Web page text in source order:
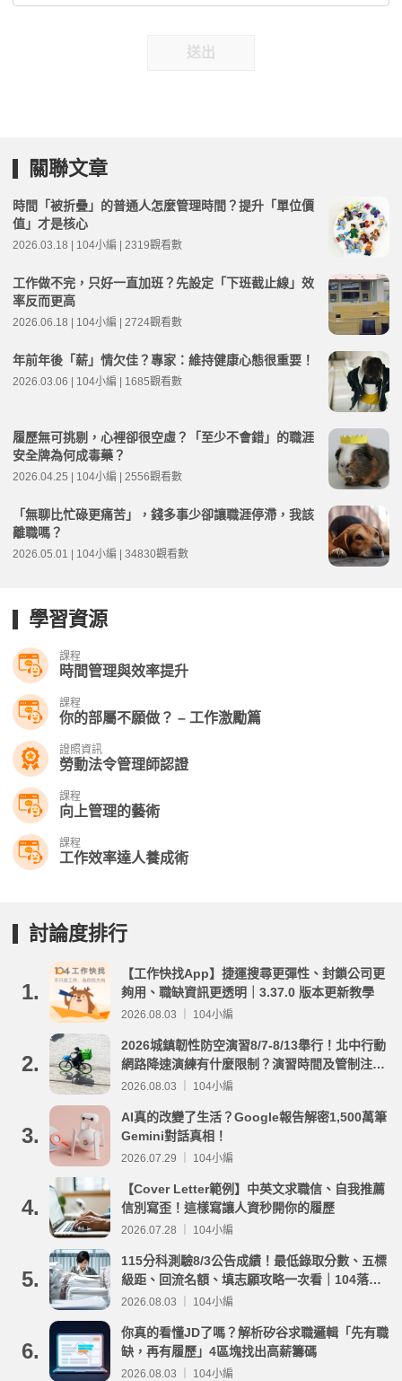
送出
關聯文章
時間「被折疊」的普通人怎麼管理時間？提升「單位價
值」才是核心
2026.03.18 | 104小編 | 2319觀看數
工作做不完，只好一直加班？先設定「下班截止線」效
率反而更高
2026.06.18 | 104小編 | 2724觀看數
年前年後「薪」情欠佳？專家：維持健康心態很重要！
2026.03.06 | 104小編 | 1685觀看數
履歷無可挑剔，心裡卻很空虛？「至少不會錯」的職涯
安全牌為何成毒藥？
2026.04.25 | 104小編 | 2556觀看數
「無聊比忙碌更痛苦」，錢多事少卻讓職涯停滯，我該
離職嗎？
2026.05.01 | 104小編 | 34830觀看數
學習資源
課程
時間管理與效率提升
課程
你的部屬不願做？ – 工作激勵篇
證照資訊
勞動法令管理師認證
課程
向上管理的藝術
課程
工作效率達人養成術
討論度排行
1.
【工作快找App】捷運搜尋更彈性、封鎖公司更
夠用、職缺資訊更透明｜3.37.0 版本更新教學
2026.08.03 ｜ 104小編
2.
2026城鎮韌性防空演習8/7-8/13舉行！北中行動
網路降速演練有什麼限制？演習時間及管制注意
事項整理
2026.08.03 ｜ 104小編
3.
AI真的改變了生活？Google報告解密1,500萬筆
Gemini對話真相！
2026.07.29 ｜ 104小編
4.
【Cover Letter範例】中英文求職信、自我推薦
信別寫歪！這樣寫讓人資秒開你的履歷
2026.07.28 ｜ 104小編
5.
115分科測驗8/3公告成績！最低錄取分數、五標
級距、回流名額、填志願攻略一次看｜104落點
分析
2026.08.03 ｜ 104小編
6.
你真的看懂JD了嗎？解析矽谷求職邏輯「先有職
缺，再有履歷」4區塊找出高薪籌碼
2026.08.03 ｜ 104小編